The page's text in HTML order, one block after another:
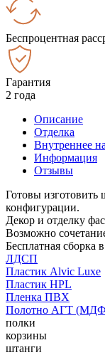
Беспроцентная
Гарантия
2 года
Описание
Отделка
Внутреннее
Информация
Отзывы
Готовы
конфигурации.
Декор и отделку
Возможно
Бесплатная сборка
ЛДСП
Пластик Alvic Luxe
Пластик HPL
Пленка ПВХ
Полотно АГТ
полки
корзины
штанги